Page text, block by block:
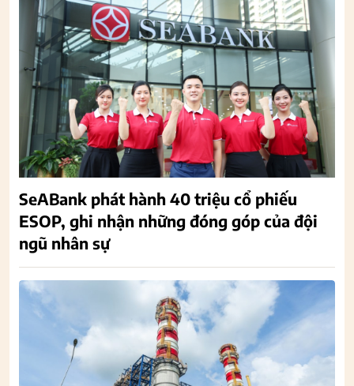
SeABank phát hành 40 triệu cổ phiếu
ESOP, ghi nhận những đóng góp của đội
ngũ nhân sự